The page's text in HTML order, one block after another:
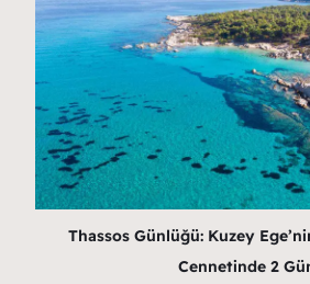
Thassos Günlüğü: Kuzey
Cennetinde 2